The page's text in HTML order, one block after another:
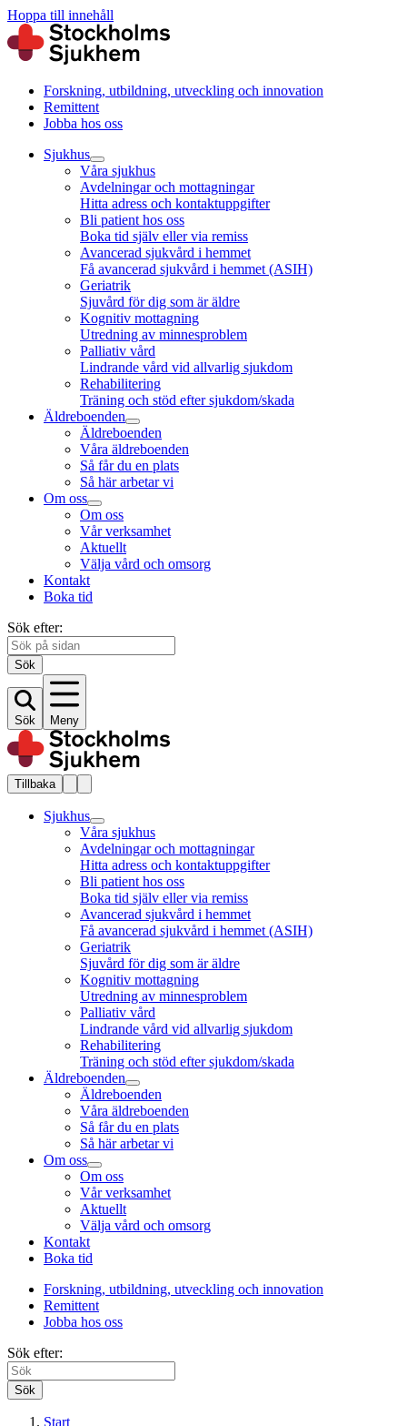
Hoppa till innehåll
Forskning, utbildning, utveckling och innovation
Remittent
Jobba hos oss
Sjukhus
Våra sjukhus
Avdelningar och mottagningar
Hitta adress och kontaktuppgifter
Bli patient hos oss
Boka tid själv eller via remiss
Avancerad sjukvård i hemmet
Få avancerad sjukvård i hemmet (ASIH)
Geriatrik
Sjuvård för dig som är äldre
Kognitiv mottagning
Utredning av minnesproblem
Palliativ vård
Lindrande vård vid allvarlig sjukdom
Rehabilitering
Träning och stöd efter sjukdom/skada
Äldreboenden
Äldreboenden
Våra äldreboenden
Så får du en plats
Så här arbetar vi
Om oss
Om oss
Vår verksamhet
Aktuellt
Välja vård och omsorg
Kontakt
Boka tid
Sök efter:
Sök
Sök Meny
Tillbaka
Sjukhus
Våra sjukhus
Avdelningar och mottagningar
Hitta adress och kontaktuppgifter
Bli patient hos oss
Boka tid själv eller via remiss
Avancerad sjukvård i hemmet
Få avancerad sjukvård i hemmet (ASIH)
Geriatrik
Sjuvård för dig som är äldre
Kognitiv mottagning
Utredning av minnesproblem
Palliativ vård
Lindrande vård vid allvarlig sjukdom
Rehabilitering
Träning och stöd efter sjukdom/skada
Äldreboenden
Äldreboenden
Våra äldreboenden
Så får du en plats
Så här arbetar vi
Om oss
Om oss
Vår verksamhet
Aktuellt
Välja vård och omsorg
Kontakt
Boka tid
Forskning, utbildning, utveckling och innovation
Remittent
Jobba hos oss
Sök efter:
Sök
Start